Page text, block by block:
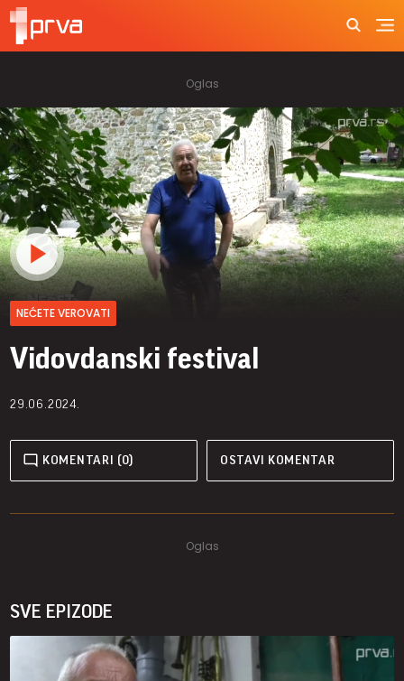
NEĆETE VEROVATI
Vidovdanski festival
29.06.2024.
KOMENTARI (0) OSTAVI KOMENTAR
SVE EPIZODE